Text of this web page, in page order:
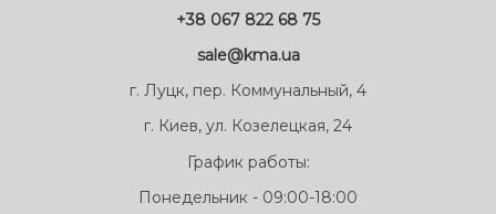
+38 067 822 68 75
sale@kma.ua
г. Луцк, пер. Коммунальный, 4
г. Киев, ул. Козелецкая, 24
График работы:
Понедельник - 09:00-18:00